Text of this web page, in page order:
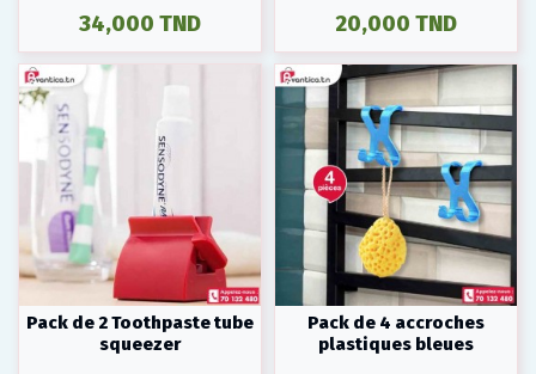
34,000 TND 20,000 TND
Pack de 2 Toothpaste tube
squeezer
Pack de 4 accroches
plastiques bleues